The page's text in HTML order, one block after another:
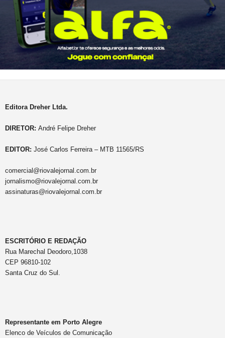
Editora Dreher Ltda.
DIRETOR: André Felipe Dreher
EDITOR: José Carlos Ferreira – MTB 11565/RS
comercial@riovalejornal.com.br
jornalismo@riovalejornal.com.br
assinaturas@riovalejornal.com.br
ESCRITÓRIO E REDAÇÃO
Rua Marechal Deodoro,1038
CEP 96810-102
Santa Cruz do Sul.
Representante em Porto Alegre
Elenco de Veículos de Comunicação